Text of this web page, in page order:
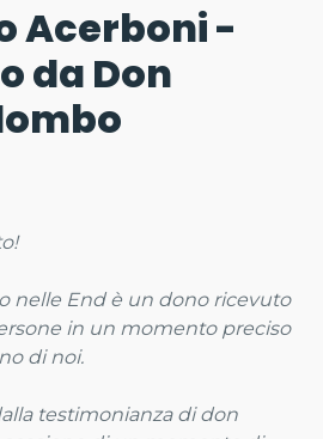
Acerboni -
da Don
nelle End è un dono ricevuto
in un momento preciso
di noi.
testimonianza di don